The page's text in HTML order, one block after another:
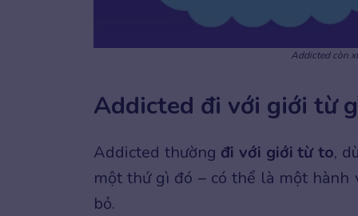
Addicted còn
Addicted đi với giới từ
Addicted thường đi với giới từ to,
một thứ gì đó – có thể là một
bỏ.